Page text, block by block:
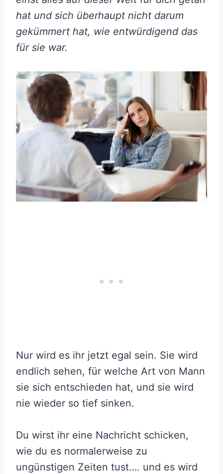
hat und sich überhaupt nicht darum
gekümmert hat, wie entwürdigend das
für sie war.
Nur wird es ihr jetzt egal sein. Sie wird
endlich sehen, für welche Art von Mann
sie sich entschieden hat, und sie wird
nie wieder so tief sinken.
Du wirst ihr eine Nachricht schicken,
wie du es normalerweise zu
ungünstigen Zeiten tust…. und es wird